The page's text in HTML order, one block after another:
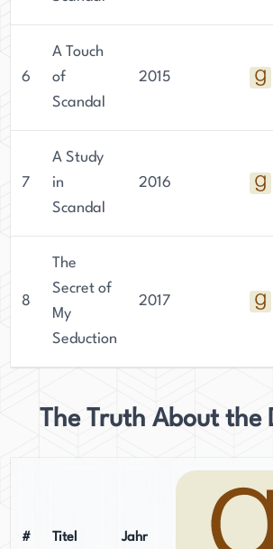
6
A Touch
of
Scandal
2015
7
A Study
in
Scandal
2016
8
The
Secret of
My
Seduction
2017
The Truth About the
# Titel Jahr